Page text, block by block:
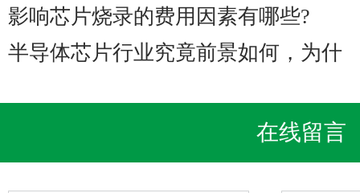
影响芯片烧录的费用因素有哪些?
半导体芯片行业究竟前景如何，为什
在线留言